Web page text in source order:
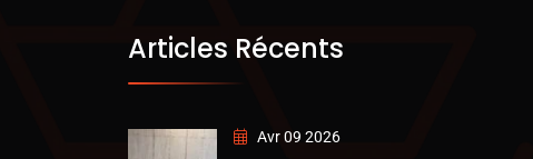
Articles Récents
Avr 09 2026